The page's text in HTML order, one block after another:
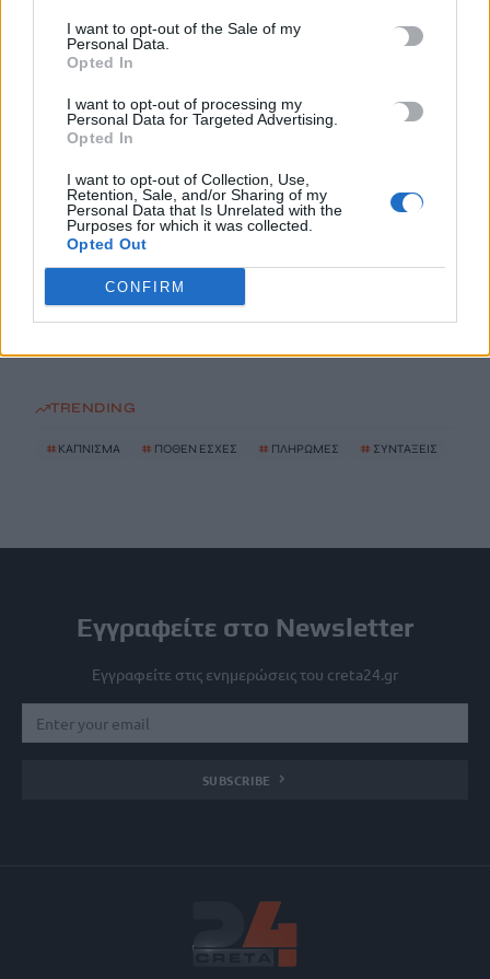
I want to opt-out of the Sale of my
Personal Data.
Opted In
I want to opt-out of processing my
Personal Data for Targeted Advertising.
Opted In
I want to opt-out of Collection, Use,
Retention, Sale, and/or Sharing of my
Personal Data that Is Unrelated with the
Purposes for which it was collected.
Opted Out
CONFIRM
Σοκαριστικές αποκαλύψεις του FBI μετά το Μουντιάλ: «Θα
ανατινάξω τον Μέσι με τέσσερις βόμβες»
7 Αυγούστου, 2026
ΗΠΑ: Δασκάλα χορού κατηγορείται για σεξουαλική
7 Αυγούστου, 2026
Το Ελληνικό Μεσογειακό Πανεπιστήμιο εκδίδει ηλεκτρονικά
τα Πρακτικά του Διεπιστημονικού Συνεδρίου «Ρένα
7 Αυγούστου, 2026
TRENDING
# ΚΑΠΝΙΣΜΑ # ΠΟΘΕΝ ΕΣΧΕΣ # ΠΛΗΡΩΜΕΣ # ΣΥΝΤΑΞΕΙΣ
Εγγραφείτε στο Newsletter
Εγγραφείτε στις ενημερώσεις του creta24.gr
SUBSCRIBE